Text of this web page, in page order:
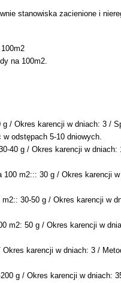
stanowiska zacienione i
na 100m2.
/ Okres karencji w dniach: 3 /
odstępach 5-10 dniowych.
40 g / Okres karencji w
m2::: 30 g / Okres karencji
30-50 g / Okres karencji w
m2: 50 g / Okres karencji w
karencji w dniach: 3 /
g / Okres karencji w dniach: